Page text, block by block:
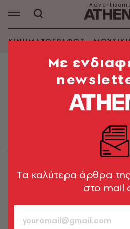
ΚΙΝΗΜΑΤΟΓΡΑΦΟΣ
Δήμητρα Κωτούλα:
μητρότητα και τα
εφηβείας στη
Όσο περισσότερο συζητιέται
Κρυστάλλη
ΤΕΥΧΟΣ 997
07.05.2026, 15:13 7’
Mε
Tα καλύτερα άρθρα
στο mail